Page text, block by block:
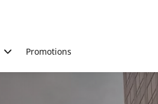
Promotions